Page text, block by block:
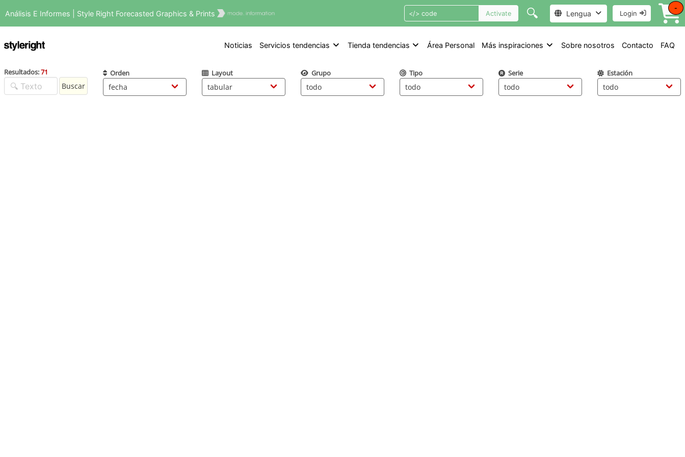
Análisis E Informes | Style Right Forecasted Graphics & Prints Activate 🔍 Lengua Login
-
Noticias Servicios tendencias Tienda tendencias Área Personal Más inspiraciones Sobre nosotros Contacto FAQ
Resultados:71
Buscar
Orden Layout Grupo Tipo Serie Estación